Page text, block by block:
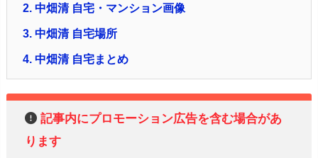
2. 中畑清 自宅・マンション画像
3. 中畑清 自宅場所
4. 中畑清 自宅まとめ
記事内にプロモーション広告を含む場合があ
ります